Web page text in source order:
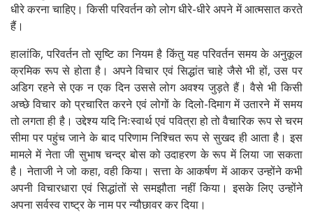
धीरे करना चाहिए। किसी परिवर्तन को लोग धीरे-धीरे अपने में आत्मसात करते
हैं।
हालांकि, परिवर्तन तो सृष्टि का नियम है किंतु यह परिवर्तन समय के अनुकूल
क्रमिक रूप से होता है। अपने विचार एवं सिद्धांत चाहे जैसे भी हों, उस पर
अडिग रहने से एक न एक दिन उससे लोग अवश्य जुड़ते हैं। वैसे भी किसी
अच्छे विचार को प्रचारित करने एवं लोगों के दिलो-दिमाग में उतारने में समय
तो लगता ही है। उद्देश्य यदि निःस्वार्थ एवं पवित्रा हो तो वैचारिक रूप से चरम
सीमा पर पहुंच जाने के बाद परिणाम निश्चित रूप से सुखद ही आता है। इस
मामले में नेता जी सुभाष चन्द्र बोस को उदाहरण के रूप में लिया जा सकता
है। नेताजी ने जो कहा, वही किया। सत्ता के आकर्षण में आकर उन्होंने कभी
अपनी विचारधारा एवं सिद्धांतों से समझौता नहीं किया। इसके लिए उन्होंने
अपना सर्वस्व राष्ट्र के नाम पर न्यौछावर कर दिया।